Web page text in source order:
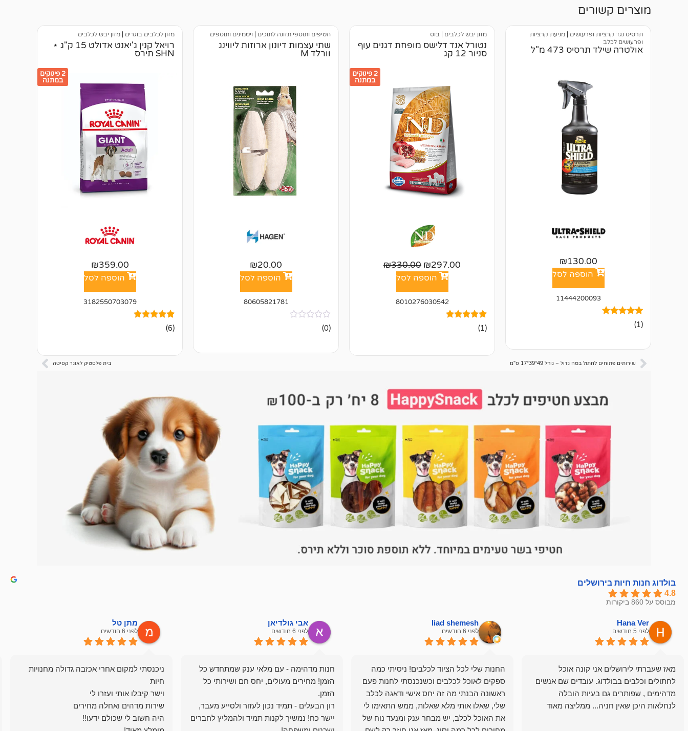
מוצרים קשורים
תרסיס נגד קרציות ופרעושים
מניעת קרציות
ופרעושים לכלב
אולטרה שילד תרסיס 473 מ"ל
₪130.00
הוספה לסל
11444200093
מדורג
5.00
1
לקוחות
(1)
מזון יבש לכלבים בוס
נטורל אנד דלישס מופחת דגנים עוף
סניור 12 קג
2 פינוקים
במתנה
₪297.00
₪330.00
הוספה לסל
8010276030542
מדורג
5.00
1
דירוגים של
(1)
חטיפים ותוספי תזונה לתוכים ויטמינים ותוספים
שתי עצמות דיונון ארוזות ליווינג
וורלד M
₪20.00
הוספה לסל
80605821781
אין
ביקורות
(0)
מזון לכלבים בוגרים מזון יבש לכלבים
רויאל קנין ג'יאנט אדולט 15 ק"ג ⋆
SHN תירס
2 פינוקים
במתנה
₪359.00
הוספה לסל
3182550703079
מדורגים
5.00
6
דירוגים של
(6)
שירותים פתוחים לחתול בטה גדול – גודל 49*39*17 ס"מ בית פלסטיק לאוגר קסיטה
בולדוג חנות חיות בירושלים
4.8
מבוסס על 860 ביקורות
Hana Ver
לפני 5 חודשים
מאז שעברתי לירושלים אני קונה אוכל
לחתולים וכלבים בבולדוג. עובדים שם אנשים
מדהימים , שפותרים גם בעיות הובלה
לנחלאות היכן שאין חניה... ממליצה מאוד
liad shemesh
לפני 6 חודשים
החנות שלי לכל הציוד לכלבים! ניסיתי כמה
ספקים לאוכל לכלבים וכשנכנסתי לחנות פעם
ראשונה הבנתי מה זה יחס אישי ודאגה לכלב
שלי, שאלו אותי מלא שאלות, ממש התאימו לי
את האוכל לכלב, יש מבחר ענק ומנעד נוח של
אבי גולדיאן
לפני 6 חודשים
חנות מדהימה - עם מלאי ענק שמתחדש כל
הזמן! מחירים מעולים, יחס חם ושירותי כל
רון הבעלים - תמיד נכון לעזור ולסייע מעבר,
יישר כח! נמשיך לקנות תמיד ולהמליץ לחברים
מתן טל
לפני 6 חודשים
ניכנסתי למקום אחרי אכזבה גדולה מחנויות